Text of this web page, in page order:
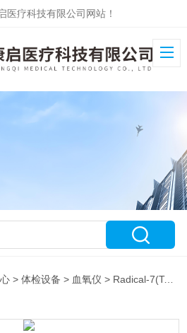
医疗科技有限公司网站！
>体检设备 > 血氧仪 > Radical-7(Touchscreen)迈心诺脉搏血氧测量仪